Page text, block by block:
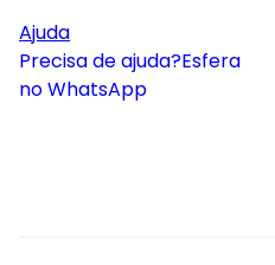
Ajuda
Precisa de ajuda?Esfera
no WhatsApp